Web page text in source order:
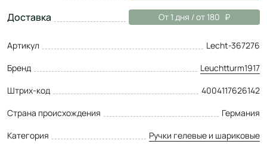
Доставка От 1 дня / от 180
Артикул
Lecht-367276
Бренд
Leuchtturm1917
Штрих-код
4004117626142
Страна происхождения
Германия
Категория
Ручки гелевые и шариковые